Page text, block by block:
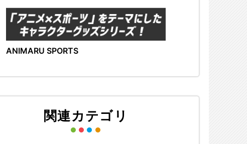
ANIMARU SPORTS
関連カテゴリ